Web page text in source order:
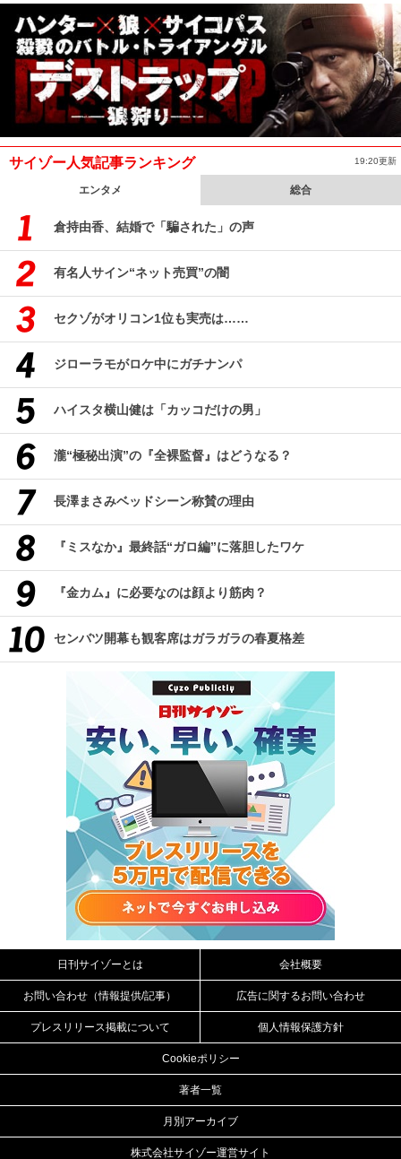
サイゾー人気記事ランキング 19:20更新
エンタメ 総合
倉持由香、結婚で「騙された」の声
有名人サイン“ネット売買”の闇
セクゾがオリコン1位も実売は……
ジローラモがロケ中にガチナンパ
ハイスタ横山健は「カッコだけの男」
瀧“極秘出演”の『全裸監督』はどうなる？
長澤まさみベッドシーン称賛の理由
『ミスなか』最終話“ガロ編”に落胆したワケ
『金カム』に必要なのは顔より筋肉？
センバツ開幕も観客席はガラガラの春夏格差
日刊サイゾーとは 会社概要
お問い合わせ（情報提供/記事） 広告に関するお問い合わせ
プレスリリース掲載について 個人情報保護方針
Cookieポリシー
著者一覧
月別アーカイブ
株式会社サイゾー運営サイト